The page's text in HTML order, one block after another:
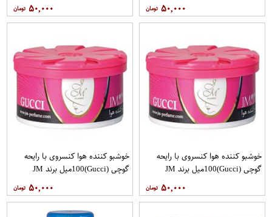
۵۰,۰۰۰ ۵۰,۰۰۰
خوشبو کننده هوا کنسروی با رایحه
گوچی (Gucci)100میل برند JM
۵۰,۰۰۰
خوشبو کننده هوا کنسروی با رایحه
گوچی (Gucci)100میل برند JM
۵۰,۰۰۰